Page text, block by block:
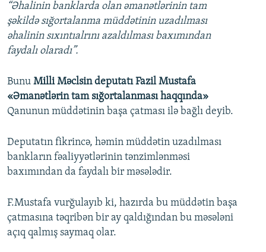
XƏBƏR BÜLLETENLƏRIMIZ
“Əhalinin banklarda olan əmanətlərinin tam
şəkildə sığortalanma müddətinin uzadılması
əhalinin sıxıntıalrını azaldılması baxımından
faydalı olaradı”.
Bunu Milli Məclsin deputatı Fazil Mustafa
«Əmanətlərin tam sığortalanması haqqında»
Qanunun müddətinin başa çatması ilə bağlı deyib.
Deputatın fikrincə, həmin müddətin uzadılması
bankların fəaliyyətlərinin tənzimlənməsi
baxımından da faydalı bir məsələdir.
F.Mustafa vurğulayıb ki, hazırda bu müddətin başa
çatmasına təqribən bir ay qaldığından bu məsələni
açıq qalmış saymaq olar.